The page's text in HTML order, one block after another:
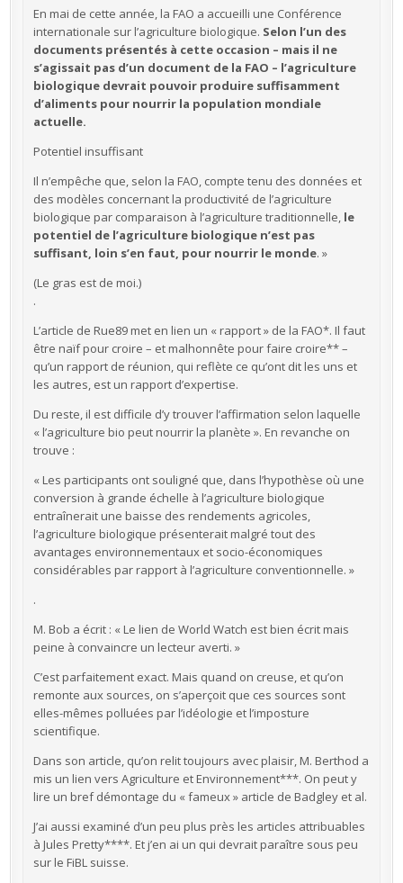
En mai de cette année, la FAO a accueilli une Conférence
internationale sur l’agriculture biologique. Selon l’un des
documents présentés à cette occasion – mais il ne
s’agissait pas d’un document de la FAO – l’agriculture
biologique devrait pouvoir produire suffisamment
d’aliments pour nourrir la population mondiale
actuelle.
Potentiel insuffisant
Il n’empêche que, selon la FAO, compte tenu des données et
des modèles concernant la productivité de l’agriculture
biologique par comparaison à l’agriculture traditionnelle, le
potentiel de l’agriculture biologique n’est pas
suffisant, loin s’en faut, pour nourrir le monde. »
(Le gras est de moi.)
.
L’article de Rue89 met en lien un « rapport » de la FAO*. Il faut
être naïf pour croire – et malhonnête pour faire croire** –
qu’un rapport de réunion, qui reflète ce qu’ont dit les uns et
les autres, est un rapport d’expertise.
Du reste, il est difficile d’y trouver l’affirmation selon laquelle
« l’agriculture bio peut nourrir la planète ». En revanche on
trouve :
« Les participants ont souligné que, dans l’hypothèse où une
conversion à grande échelle à l’agriculture biologique
entraînerait une baisse des rendements agricoles,
l’agriculture biologique présenterait malgré tout des
avantages environnementaux et socio-économiques
considérables par rapport à l’agriculture conventionnelle. »
.
M. Bob a écrit : « Le lien de World Watch est bien écrit mais
peine à convaincre un lecteur averti. »
C’est parfaitement exact. Mais quand on creuse, et qu’on
remonte aux sources, on s’aperçoit que ces sources sont
elles-mêmes polluées par l’idéologie et l’imposture
scientifique.
Dans son article, qu’on relit toujours avec plaisir, M. Berthod a
mis un lien vers Agriculture et Environnement***. On peut y
lire un bref démontage du « fameux » article de Badgley et al.
J’ai aussi examiné d’un peu plus près les articles attribuables
à Jules Pretty****. Et j’en ai un qui devrait paraître sous peu
sur le FiBL suisse.